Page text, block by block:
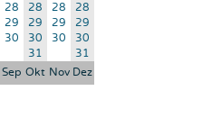
Sep Okt Nov Dez
28 28 28
28
29 29 29
29
30 30 30
30
31 31